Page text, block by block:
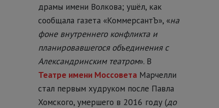
драмы имени Волкова; ушёл, как
сообщала газета «КоммерсантЪ», «на
фоне внутреннего конфликта и
планировавшегося объединения с
Александринским театром». В
Театре имени МоссоветаМарчелли
стал первым худруком после Павла
Хомского, умершего в 2016 году (до